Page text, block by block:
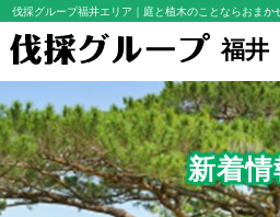
伐採グループ福井エリア ｜庭と植木のことならおまか
福井
新着